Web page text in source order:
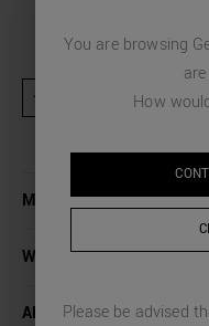
★ Produkt von Promotionen
MEHR INFORMATIONEN
WASCHANLEITUNG
ABMESSUNGEN
You are browsing
How
Please be advised